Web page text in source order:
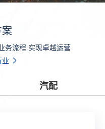
务流程 实现卓越运营
汽配